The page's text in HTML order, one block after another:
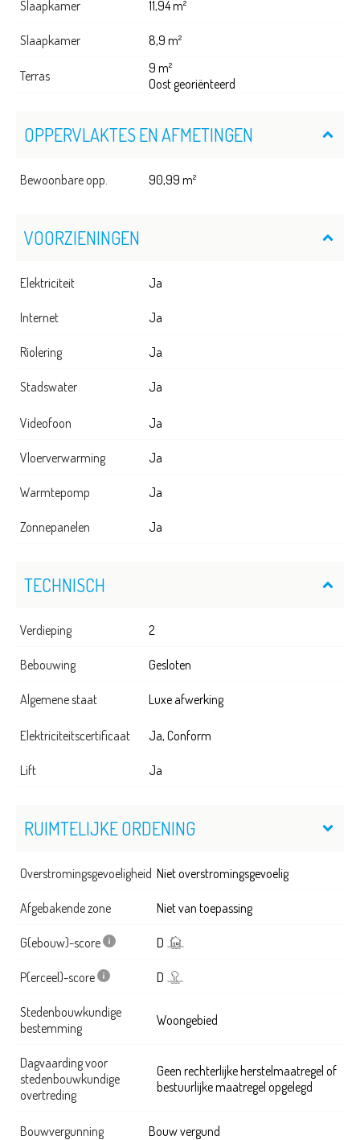
Slaapkamer 11,94 m²
Slaapkamer 8,9 m²
Terras
9 m²
Oost georiënteerd
OPPERVLAKTES EN AFMETINGEN
Bewoonbare opp. 90,99 m²
VOORZIENINGEN
Elektriciteit Ja
Internet Ja
Riolering Ja
Stadswater Ja
Videofoon Ja
Vloerverwarming Ja
Warmtepomp Ja
Zonnepanelen Ja
TECHNISCH
Verdieping 2
Bebouwing Gesloten
Algemene staat Luxe afwerking
Elektriciteitscertificaat Ja, Conform
Lift Ja
RUIMTELIJKE ORDENING
Overstromingsgevoeligheid Niet overstromingsgevoelig
Afgebakende zone Niet van toepassing
G(ebouw)-score D
P(erceel)-score D
Stedenbouwkundige
bestemming
Woongebied
Dagvaarding voor
stedenbouwkundige
overtreding
Geen rechterlijke herstelmaatregel of
bestuurlijke maatregel opgelegd
Bouwvergunning Bouw vergund